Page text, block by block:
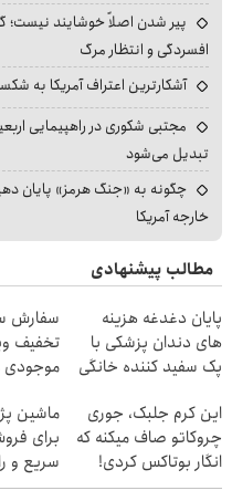
پیر شدن اصلاً خوشایند نیست؛
افسردگی و انتظار مرگ
آشکارترین اعتراف آمریکا به
مجتبی شکوری در راهپیمایی
تبدیل می‌شود
چگونه به «جنگ هرمز» پایان
خارجه آمریکا
مطالب پیشنهادی
پایان دغدغه هزینه
های دندان پزشکی با
پک سفید کننده خانگی
سفارش
تخفیف
موجودی
این کرم جلبک، جوری
چروکاتو صاف میکنه که
انگار بوتاکس کردی!
(تخفیف ویژه)
ماشین
برای
سریع و